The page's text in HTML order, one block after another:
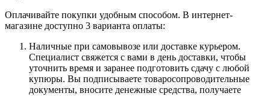
Оплачивайте покупки удобным способом. В интернет-
магазине доступно 3 варианта оплаты:
Наличные при самовывозе или доставке курьером.
Специалист свяжется с вами в день доставки, чтобы
уточнить время и заранее подготовить сдачу с любой
купюры. Вы подписываете товаросопроводительные
документы, вносите денежные средства, получаете